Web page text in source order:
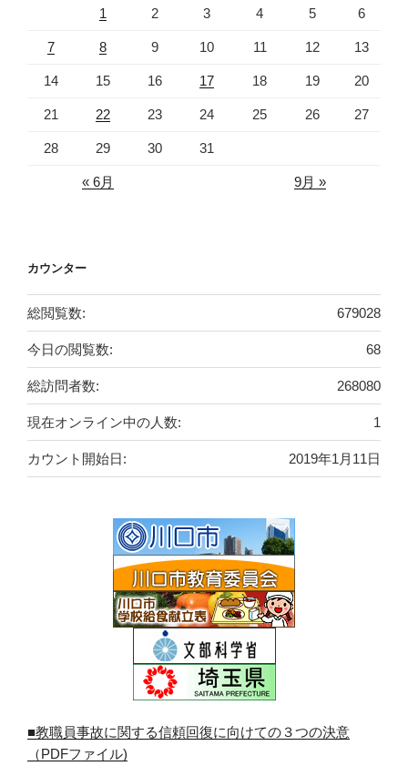
1 2 3 4 5 6
7 8 9 10 11 12 13
14 15 16 17 18 19 20
21 22 23 24 25 26 27
28 29 30 31
« 6月 9月 »
カウンター
679028
総閲覧数:
68
今日の閲覧数:
268080
総訪問者数:
1
現在オンライン中の人数:
2019年1月11日
カウント開始日:
■教職員事故に関する信頼回復に向けての３つの決意
（PDFファイル)